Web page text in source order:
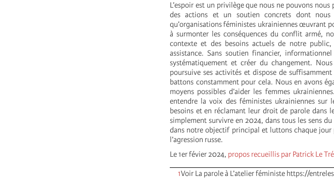
L’espoir est un privilège que nous ne pouvons
des actions et un soutien concrets dont
qu’organisations féministes ukrainiennes œuvrant
à surmonter les conséquences du conflit armé,
contexte et des besoins actuels de notre
assistance. Sans soutien financier,
systématiquement et créer du changement.
poursuive ses activités et dispose de
battons constamment pour cela. Nous en avons
moyens possibles d’aider les femmes
entendre la voix des féministes ukrainiennes sur
besoins et en réclamant leur droit de parole dans
simplement survivre en 2024, dans tous les sens
dans notre objectif principal et luttons chaque
l’agression russe.
Le 1er févier 2024, propos recueillis par Patrick Le
1Voir La parole à L’atelier féministe https://